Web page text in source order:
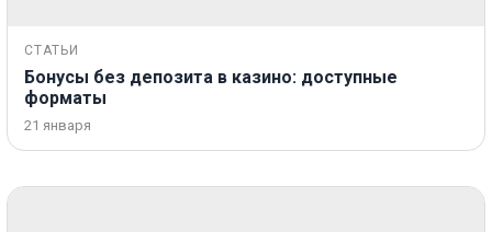
СТАТЬИ
Бонусы без депозита в казино: доступные
форматы
21 января